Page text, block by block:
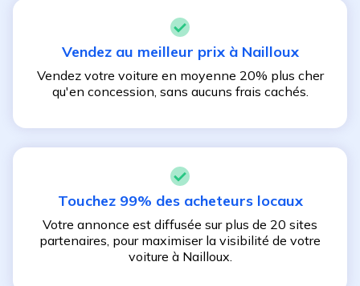
Vendez au meilleur prix à Nailloux
Vendez votre voiture en moyenne 20% plus cher
qu'en concession, sans aucuns frais cachés.
Touchez 99% des acheteurs locaux
Votre annonce est diffusée sur plus de 20 sites
partenaires, pour maximiser la visibilité de votre
voiture à Nailloux.